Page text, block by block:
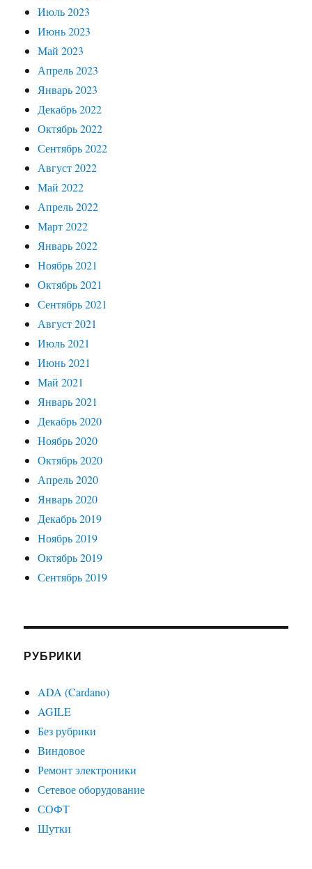
Июль 2023
Июнь 2023
Май 2023
Апрель 2023
Январь 2023
Декабрь 2022
Октябрь 2022
Сентябрь 2022
Август 2022
Май 2022
Апрель 2022
Март 2022
Январь 2022
Ноябрь 2021
Октябрь 2021
Сентябрь 2021
Август 2021
Июль 2021
Июнь 2021
Май 2021
Январь 2021
Декабрь 2020
Ноябрь 2020
Октябрь 2020
Апрель 2020
Январь 2020
Декабрь 2019
Ноябрь 2019
Октябрь 2019
Сентябрь 2019
РУБРИКИ
ADA (Cardano)
AGILE
Без рубрики
Виндовое
Ремонт электроники
Сетевое оборудование
СОФТ
Шутки